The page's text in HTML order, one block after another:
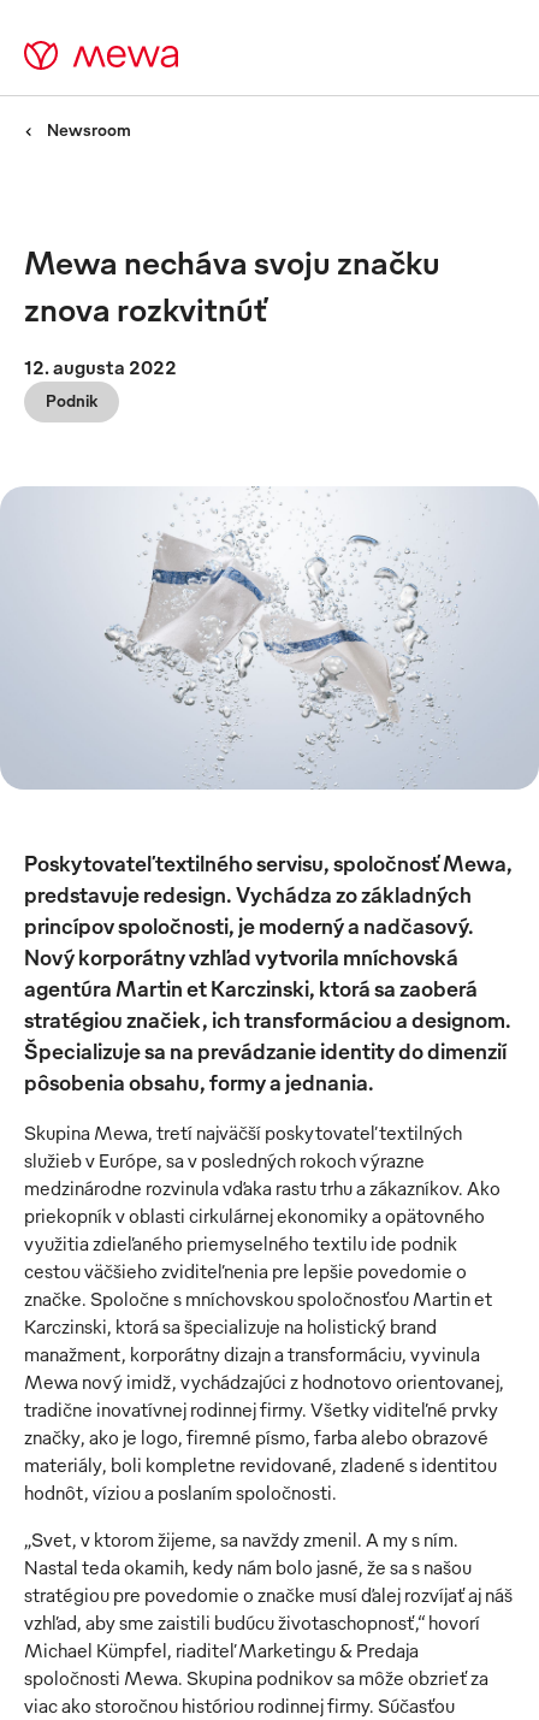
Newsroom
Mewa necháva svoju značku
znova rozkvitnúť
12. augusta 2022
Podnik
Poskytovateľ textilného servisu, spoločnosť Mewa,
predstavuje redesign. Vychádza zo základných
princípov spoločnosti, je moderný a nadčasový.
Nový korporátny vzhľad vytvorila mníchovská
agentúra Martin et Karczinski, ktorá sa zaoberá
stratégiou značiek, ich transformáciou a designom.
Špecializuje sa na prevádzanie identity do dimenzií
pôsobenia obsahu, formy a jednania.
Skupina Mewa, tretí najväčší poskytovateľ textilných
služieb v Európe, sa v posledných rokoch výrazne
medzinárodne rozvinula vďaka rastu trhu a zákazníkov. Ako
priekopník v oblasti cirkulárnej ekonomiky a opätovného
využitia zdieľaného priemyselného textilu ide podnik
cestou väčšieho zviditeľnenia pre lepšie povedomie o
značke. Spoločne s mníchovskou spoločnosťou Martin et
Karczinski, ktorá sa špecializuje na holistický brand
manažment, korporátny dizajn a transformáciu, vyvinula
Mewa nový imidž, vychádzajúci z hodnotovo orientovanej,
tradične inovatívnej rodinnej firmy. Všetky viditeľné prvky
značky, ako je logo, firemné písmo, farba alebo obrazové
materiály, boli kompletne revidované, zladené s identitou
hodnôt, víziou a poslaním spoločnosti.
„Svet, v ktorom žijeme, sa navždy zmenil. A my s ním.
Nastal teda okamih, kedy nám bolo jasné, že sa s našou
stratégiou pre povedomie o značke musí ďalej rozvíjať aj náš
vzhľad, aby sme zaistili budúcu životaschopnosť,“ hovorí
Michael Kümpfel, riaditeľ Marketingu & Predaja
spoločnosti Mewa. Skupina podnikov sa môže obzrieť za
viac ako storočnou históriou rodinnej firmy. Súčasťou